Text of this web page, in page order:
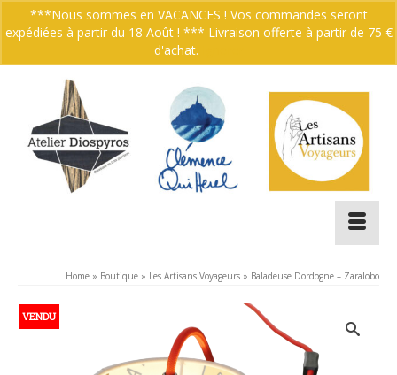
Votre panier 0.00€
Home » Boutique » Les Artisans Voyageurs » Baladeuse Dordogne – Zaralobo
VENDU
***Nous sommes en VACANCES ! Vos commandes seront
expédiées à partir du 18 Août ! *** Livraison offerte à partir de 75 €
d'achat.